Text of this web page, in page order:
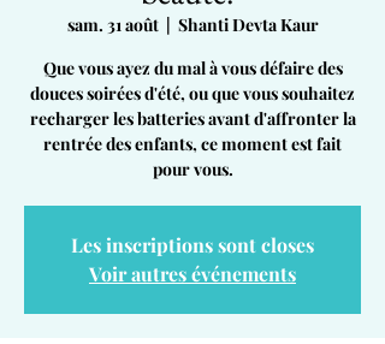
sam. 31 août
  |
Shanti Devta Kaur
Que vous ayez du mal à vous défaire des
douces soirées d'été, ou que vous souhaitez
recharger les batteries avant d'affronter la
rentrée des enfants, ce moment est fait
pour vous.
Les inscriptions sont closes
Voir autres événements